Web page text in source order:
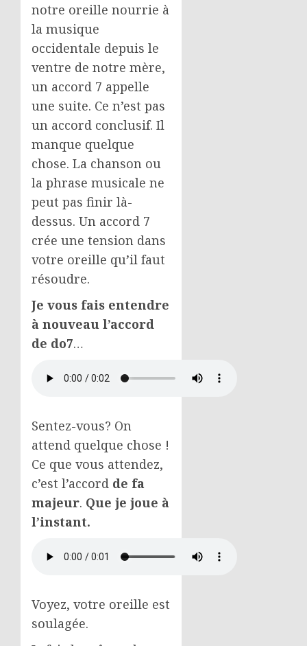
notre oreille nourrie à
la musique
occidentale depuis le
ventre de notre mère,
un accord 7 appelle
une suite. Ce n’est pas
un accord conclusif. Il
manque quelque
chose. La chanson ou
la phrase musicale ne
peut pas finir là-
dessus. Un accord 7
crée une tension dans
votre oreille qu’il faut
résoudre.
Je vous fais entendre
à nouveau l’accord
de do7…
Sentez-vous? On
attend quelque chose !
Ce que vous attendez,
c’est l’accord de fa
majeur. Que je joue à
l’instant.
Voyez, votre oreille est
soulagée.